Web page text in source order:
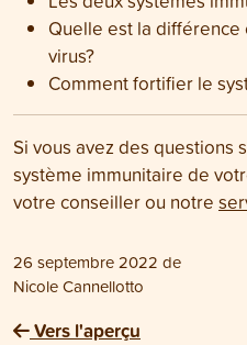
Quelle est la
virus?
Comment fortifier le
Si vous avez des questions
système immunitaire de
votre conseiller ou notre
26 septembre 2022 de
Nicole Cannellotto
Vers l'aperçu